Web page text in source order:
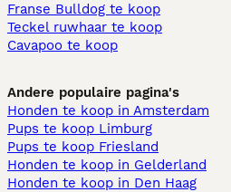
Franse Bulldog te koop
Teckel ruwhaar te koop
Cavapoo te koop
Andere populaire pagina's
Honden te koop in Amsterdam
Pups te koop Limburg​
Pups te koop Friesland​
Honden te koop in Gelderland
Honden te koop in Den Haag